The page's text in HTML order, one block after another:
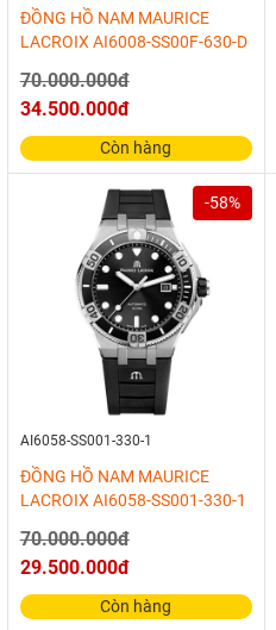
ĐỒNG HỒ NAM MAURICE
LACROIX AI6008-SS00F-630-D
70.000.000đ
34.500.000đ
Còn hàng
-58%
AI6058-SS001-330-1
ĐỒNG HỒ NAM MAURICE
LACROIX AI6058-SS001-330-1
70.000.000đ
29.500.000đ
Còn hàng